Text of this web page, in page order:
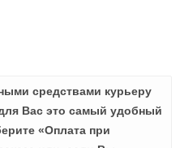
средствами курьеру
Вас это самый удобный
«Оплата при